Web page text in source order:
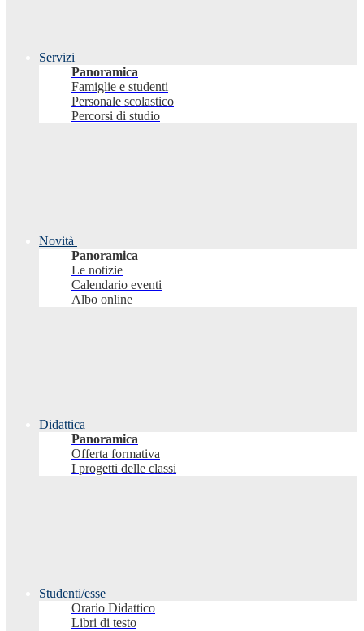
Servizi
Panoramica
Famiglie e studenti
Personale scolastico
Percorsi di studio
Novità
Panoramica
Le notizie
Calendario eventi
Albo online
Didattica
Panoramica
Offerta formativa
I progetti delle classi
Studenti/esse
Orario Didattico
Libri di testo